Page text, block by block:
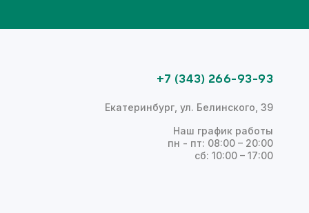
+7 (343) 266-93-93
Екатеринбург, ул. Белинского, 39
Наш график работы
пн - пт: 08:00 – 20:00
сб: 10:00 – 17:00